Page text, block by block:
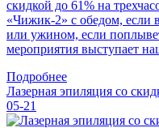
скидкой до 61% на
«Чижик-2» с обедом, если
или ужином, если
мероприятия выступает
Подробнее
Лазерная эпиляция со
05-21